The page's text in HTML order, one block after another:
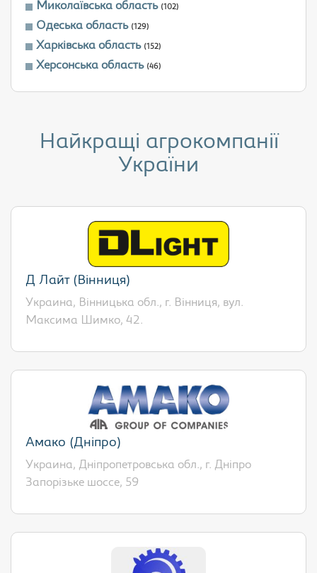
Миколаївська область (102)
Одеська область (129)
Харківська область (152)
Херсонська область (46)
Найкращі агрокомпанії
України
Д Лайт (Вінниця)
Украина, Вінницька обл., г. Вінниця, вул.
Максима Шимко, 42.
Амако (Дніпро)
Украина, Дніпропетровська обл., г. Дніпро
Запорізьке шоссе, 59